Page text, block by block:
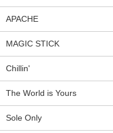
APACHE
MAGIC STICK
Chillin'
The World is Yours
Sole Only